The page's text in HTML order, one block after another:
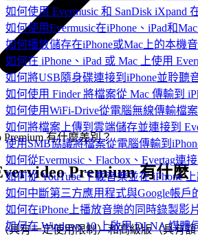
如何使用 Evermusic 和 SanDisk iXpand
如何使用Evermusic在iPhone、iPad和
如何播放儲存在iPhone或Mac上的本機
如何在 iPhone、iPad 或 Mac 上使用
如何將USB隨身碟連接到iPhone並聆聽
如何使用 Finder 將檔案從 Mac 傳輸到
如何使用WiFi-Drive從電腦無線傳輸檔案
如何將檔案上傳到雲端儲存並連接到
使用SMB協議將檔案從電腦傳輸到
如何從Evermusic、Flacbox、Evertag連
如何從 YouTube 下載音樂並在 iPhone
如何中斷第三方應用程式與Google帳戶
如何在iPhone上播放音樂的同時錄製影
如何在 Windows 10 上啟用 DLNA 媒體
Premium 有什麼差別？
Premium 有什麼
具有一定使用限制）和高級版（具有額